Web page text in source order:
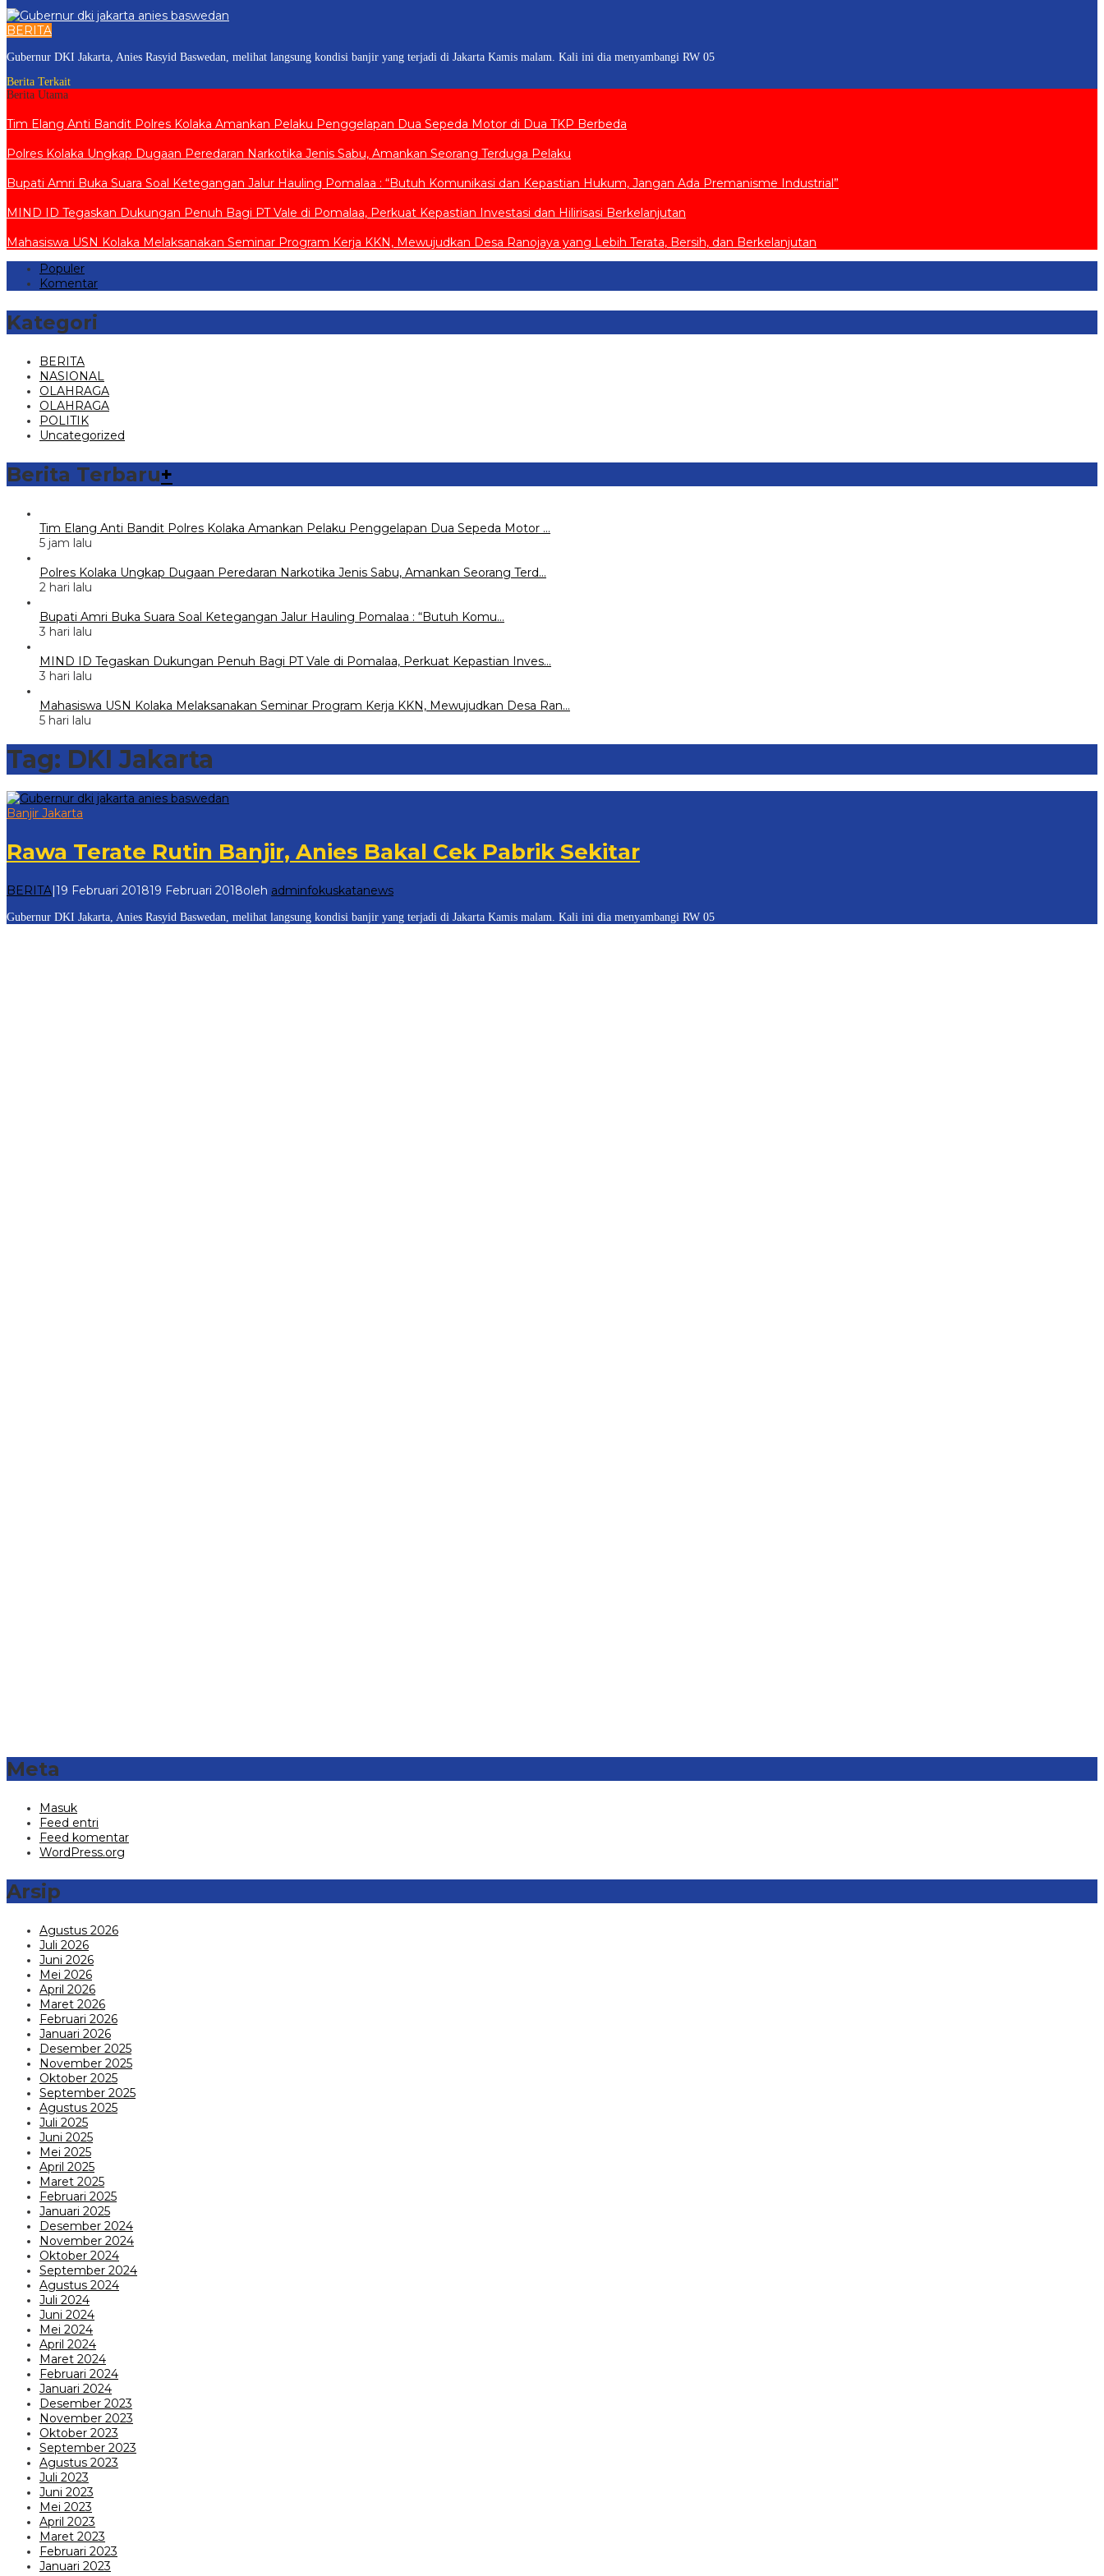
BERITA
Gubernur DKI Jakarta, Anies Rasyid Baswedan, melihat langsung kondisi banjir yang terjadi di Jakarta Kamis malam. Kali ini dia menyambangi RW 05
Berita Terkait
Berita Utama
Tim Elang Anti Bandit Polres Kolaka Amankan Pelaku Penggelapan Dua Sepeda Motor di Dua TKP Berbeda
Polres Kolaka Ungkap Dugaan Peredaran Narkotika Jenis Sabu, Amankan Seorang Terduga Pelaku
Bupati Amri Buka Suara Soal Ketegangan Jalur Hauling Pomalaa : “Butuh Komunikasi dan Kepastian Hukum, Jangan Ada Premanisme Industrial”
MIND ID Tegaskan Dukungan Penuh Bagi PT Vale di Pomalaa, Perkuat Kepastian Investasi dan Hilirisasi Berkelanjutan
Mahasiswa USN Kolaka Melaksanakan Seminar Program Kerja KKN, Mewujudkan Desa Ranojaya yang Lebih Terata, Bersih, dan Berkelanjutan
Populer
Komentar
Kategori
BERITA
NASIONAL
OLAHRAGA
OLAHRAGA
POLITIK
Uncategorized
Berita Terbaru+
Tim Elang Anti Bandit Polres Kolaka Amankan Pelaku Penggelapan Dua Sepeda Motor …
5 jam lalu
Polres Kolaka Ungkap Dugaan Peredaran Narkotika Jenis Sabu, Amankan Seorang Terd…
2 hari lalu
Bupati Amri Buka Suara Soal Ketegangan Jalur Hauling Pomalaa : “Butuh Komu…
3 hari lalu
MIND ID Tegaskan Dukungan Penuh Bagi PT Vale di Pomalaa, Perkuat Kepastian Inves…
3 hari lalu
Mahasiswa USN Kolaka Melaksanakan Seminar Program Kerja KKN, Mewujudkan Desa Ran…
5 hari lalu
Tag: DKI Jakarta
Banjir Jakarta
Rawa Terate Rutin Banjir, Anies Bakal Cek Pabrik Sekitar
BERITA|19 Februari 201819 Februari 2018oleh adminfokuskatanews
Gubernur DKI Jakarta, Anies Rasyid Baswedan, melihat langsung kondisi banjir yang terjadi di Jakarta Kamis malam. Kali ini dia menyambangi RW 05
Meta
Masuk
Feed entri
Feed komentar
WordPress.org
Arsip
Agustus 2026
Juli 2026
Juni 2026
Mei 2026
April 2026
Maret 2026
Februari 2026
Januari 2026
Desember 2025
November 2025
Oktober 2025
September 2025
Agustus 2025
Juli 2025
Juni 2025
Mei 2025
April 2025
Maret 2025
Februari 2025
Januari 2025
Desember 2024
November 2024
Oktober 2024
September 2024
Agustus 2024
Juli 2024
Juni 2024
Mei 2024
April 2024
Maret 2024
Februari 2024
Januari 2024
Desember 2023
November 2023
Oktober 2023
September 2023
Agustus 2023
Juli 2023
Juni 2023
Mei 2023
April 2023
Maret 2023
Februari 2023
Januari 2023